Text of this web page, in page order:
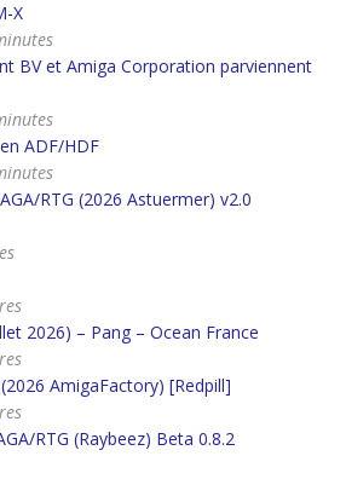
X
BV et Amiga Corporation parviennent
ADF/HDF
RTG (2026 Astuermer) v2.0
2026) – Pang – Ocean France
AmigaFactory) [Redpill]
RTG (Raybeez) Beta 0.8.2